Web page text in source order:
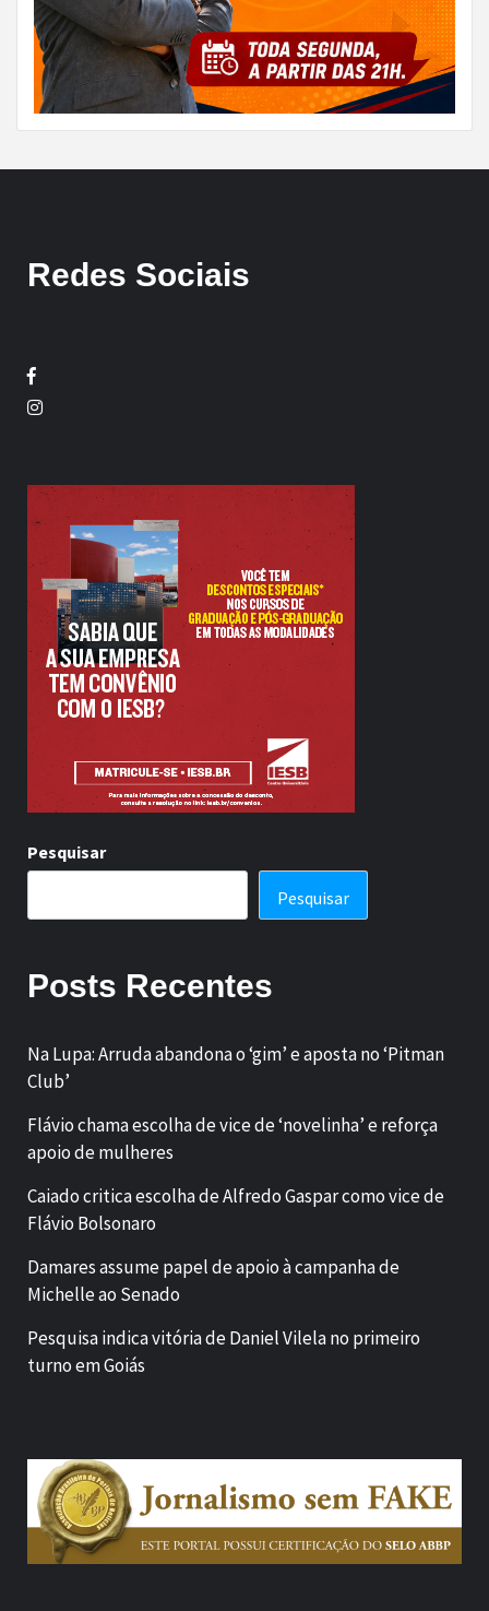
Redes Sociais
Facebook
Twitter
Pesquisar
Pesquisar
Posts Recentes
Na Lupa: Arruda abandona o ‘gim’ e aposta no ‘Pitman
Club’
Flávio chama escolha de vice de ‘novelinha’ e reforça
apoio de mulheres
Caiado critica escolha de Alfredo Gaspar como vice de
Flávio Bolsonaro
Damares assume papel de apoio à campanha de
Michelle ao Senado
Pesquisa indica vitória de Daniel Vilela no primeiro
turno em Goiás